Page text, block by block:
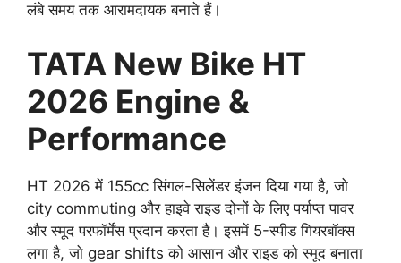
लंबे समय तक आरामदायक बनाते हैं।
TATA New Bike HT
2026 Engine &
Performance
HT 2026 में 155cc सिंगल-सिलेंडर इंजन दिया गया है, जो
city commuting और हाइवे राइड दोनों के लिए पर्याप्त पावर
और स्मूद परफॉर्मेंस प्रदान करता है। इसमें 5-स्पीड गियरबॉक्स
लगा है, जो gear shifts को आसान और राइड को स्मूद बनाता